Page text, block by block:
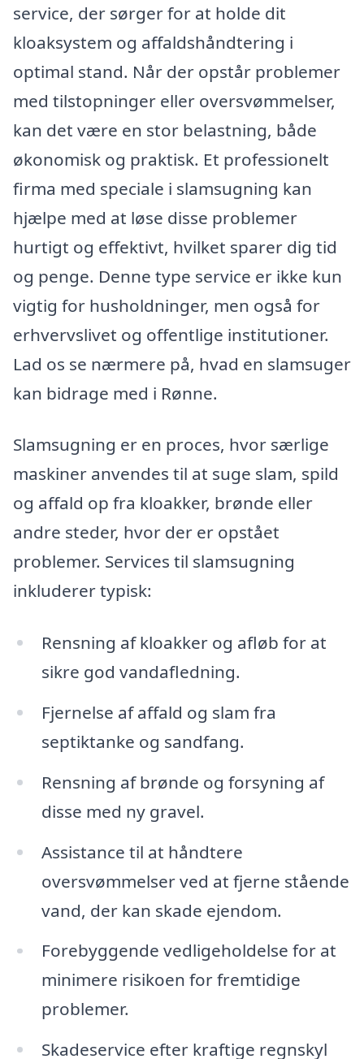
service, der sørger for at holde dit
kloaksystem og affaldshåndtering i
optimal stand. Når der opstår problemer
med tilstopninger eller oversvømmelser,
kan det være en stor belastning, både
økonomisk og praktisk. Et professionelt
firma med speciale i slamsugning kan
hjælpe med at løse disse problemer
hurtigt og effektivt, hvilket sparer dig tid
og penge. Denne type service er ikke kun
vigtig for husholdninger, men også for
erhvervslivet og offentlige institutioner.
Lad os se nærmere på, hvad en slamsuger
kan bidrage med i Rønne.
Slamsugning er en proces, hvor særlige
maskiner anvendes til at suge slam, spild
og affald op fra kloakker, brønde eller
andre steder, hvor der er opstået
problemer. Services til slamsugning
inkluderer typisk:
Rensning af kloakker og afløb for at
sikre god vandafledning.
Fjernelse af affald og slam fra
septiktanke og sandfang.
Rensning af brønde og forsyning af
disse med ny gravel.
Assistance til at håndtere
oversvømmelser ved at fjerne stående
vand, der kan skade ejendom.
Forebyggende vedligeholdelse for at
minimere risikoen for fremtidige
problemer.
Skadeservice efter kraftige regnskyl